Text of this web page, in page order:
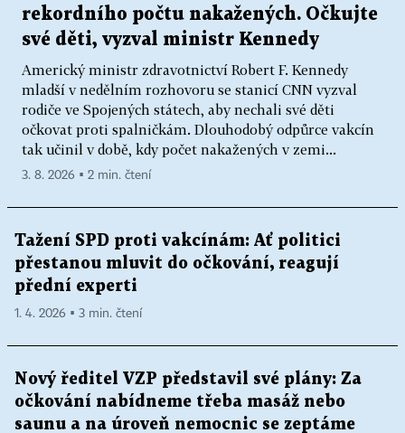
rekordního počtu nakažených. Očkujte
své děti, vyzval ministr Kennedy
Americký ministr zdravotnictví Robert F. Kennedy
mladší v nedělním rozhovoru se stanicí CNN vyzval
rodiče ve Spojených státech, aby nechali své děti
očkovat proti spalničkám. Dlouhodobý odpůrce vakcín
tak učinil v době, kdy počet nakažených v zemi...
3. 8. 2026 ▪ 2 min. čtení
Tažení SPD proti vakcínám: Ať politici
přestanou mluvit do očkování, reagují
přední experti
1. 4. 2026 ▪ 3 min. čtení
Nový ředitel VZP představil své plány: Za
očkování nabídneme třeba masáž nebo
saunu a na úroveň nemocnic se zeptáme